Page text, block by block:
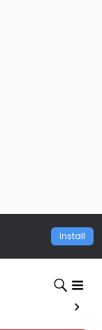
Install